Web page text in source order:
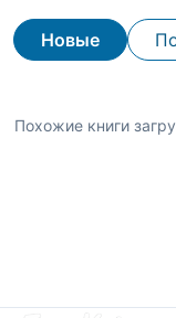
Новые
Похожие книги